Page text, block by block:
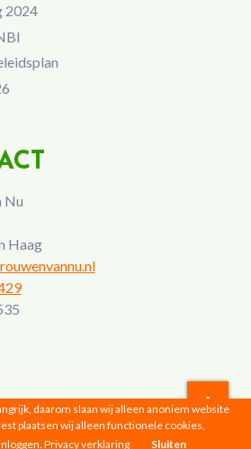
2024
Nu
Haag
© 2026 |Privacyverklaring
daarom slaan wij alleen anoniem website
plaatsen wij alleen functionele cookies,
Privacy verklaring Sluiten